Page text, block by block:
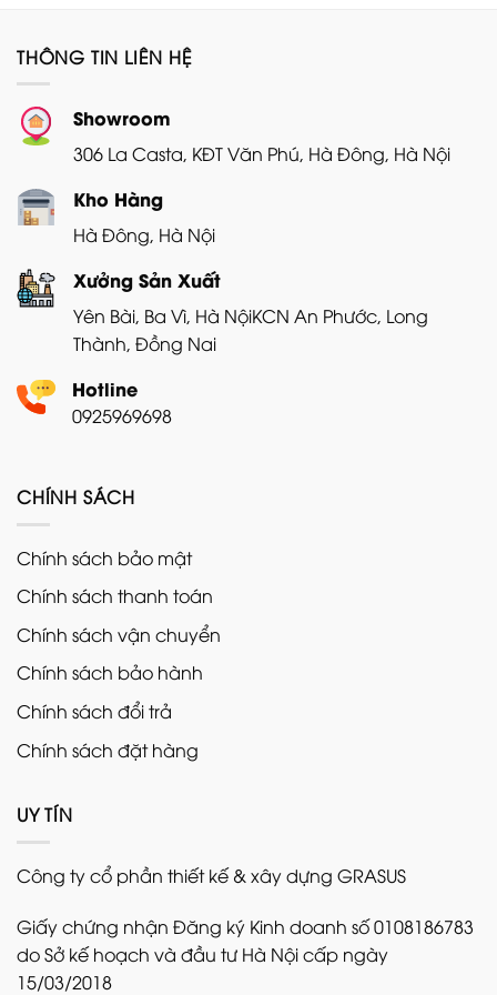
THÔNG TIN LIÊN HỆ
Showroom
306 La Casta, KĐT Văn Phú, Hà Đông, Hà Nội
Kho Hàng
Hà Đông, Hà Nội
Xưởng Sản Xuất
Yên Bài, Ba Vì, Hà NộiKCN An Phước, Long
Thành, Đồng Nai
Hotline
0925969698
CHÍNH SÁCH
Chính sách bảo mật
Chính sách thanh toán
Chính sách vận chuyển
Chính sách bảo hành
Chính sách đổi trả
Chính sách đặt hàng
UY TÍN
Công ty cổ phần thiết kế & xây dựng GRASUS
Giấy chứng nhận Đăng ký Kinh doanh số 0108186783
do Sở kế hoạch và đầu tư Hà Nội cấp ngày
15/03/2018